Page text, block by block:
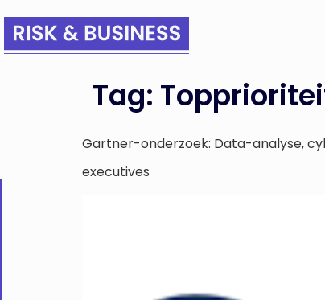
Tag:
Gartner-onderzoek: Data-analyse,
executives